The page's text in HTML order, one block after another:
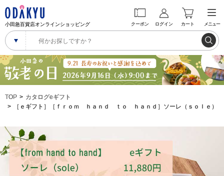
小田急百貨店オンラインショッピング クーポン ログイン カート メニュー
TOP
カタログeギフト
［ｅギフト］［ｆｒｏｍ ｈａｎｄ ｔｏ ｈａｎｄ］ソーレ（ｓｏｌｅ）